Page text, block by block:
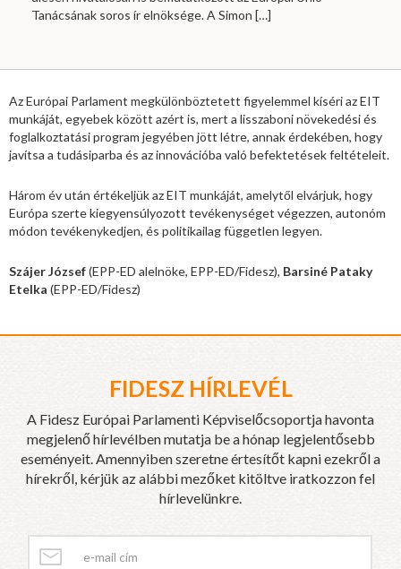
Tanácsának soros ír elnöksége. A Simon […]
Az Európai Parlament megkülönböztetett figyelemmel kíséri az EIT
munkáját, egyebek között azért is, mert a lisszaboni növekedési és
foglalkoztatási program jegyében jött létre, annak érdekében, hogy
javítsa a tudásiparba és az innovációba való befektetések feltételeit.
Három év után értékeljük az EIT munkáját, amelytől elvárjuk, hogy
Európa szerte kiegyensúlyozott tevékenységet végezzen, autonóm
módon tevékenykedjen, és politikailag független legyen.
Szájer József(EPP-ED alelnöke, EPP-ED/Fidesz), Barsiné Pataky
Etelka (EPP-ED/Fidesz)
FIDESZ HÍRLEVÉL
A Fidesz Európai Parlamenti Képviselőcsoportja havonta
megjelenő hírlevélben mutatja be a hónap legjelentősebb
eseményeit. Amennyiben szeretne értesítőt kapni ezekről a
hírekről, kérjük az alábbi mezőket kitöltve iratkozzon fel
hírlevelünkre.